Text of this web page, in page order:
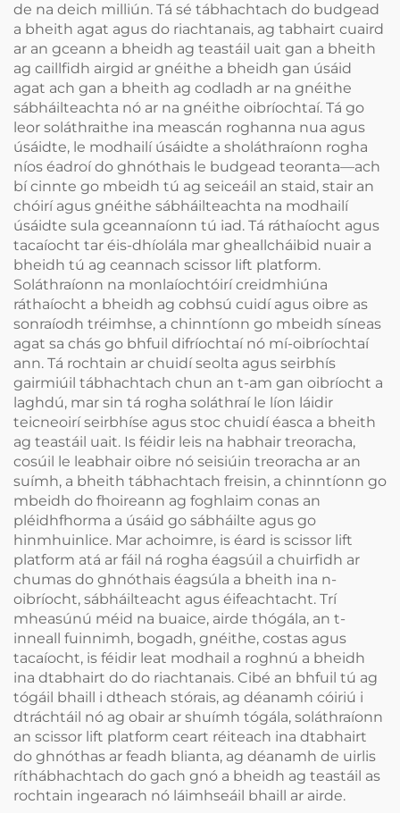
de na deich milliún. Tá sé tábhachtach do budgead
a bheith agat agus do riachtanais, ag tabhairt cuaird
ar an gceann a bheidh ag teastáil uait gan a bheith
ag caillfidh airgid ar gnéithe a bheidh gan úsáid
agat ach gan a bheith ag codladh ar na gnéithe
sábháilteachta nó ar na gnéithe oibríochtaí. Tá go
leor soláthraithe ina meascán roghanna nua agus
úsáidte, le modhailí úsáidte a sholáthraíonn rogha
níos éadroí do ghnóthais le budgead teoranta—ach
bí cinnte go mbeidh tú ag seiceáil an staid, stair an
chóirí agus gnéithe sábháilteachta na modhailí
úsáidte sula gceannaíonn tú iad. Tá ráthaíocht agus
tacaíocht tar éis-dhíolála mar gheallcháibid nuair a
bheidh tú ag ceannach scissor lift platform.
Soláthraíonn na monlaíochtóirí creidmhiúna
ráthaíocht a bheidh ag cobhsú cuidí agus oibre as
sonraíodh tréimhse, a chinntíonn go mbeidh síneas
agat sa chás go bhfuil difríochtaí nó mí-oibríochtaí
ann. Tá rochtain ar chuidí seolta agus seirbhís
gairmiúil tábhachtach chun an t-am gan oibríocht a
laghdú, mar sin tá rogha soláthraí le líon láidir
teicneoirí seirbhíse agus stoc chuidí éasca a bheith
ag teastáil uait. Is féidir leis na habhair treoracha,
cosúil le leabhair oibre nó seisiúin treoracha ar an
suímh, a bheith tábhachtach freisin, a chinntíonn go
mbeidh do fhoireann ag foghlaim conas an
pléidhfhorma a úsáid go sábháilte agus go
hinmhuinlice. Mar achoimre, is éard is scissor lift
platform atá ar fáil ná rogha éagsúil a chuirfidh ar
chumas do ghnóthais éagsúla a bheith ina n-
oibríocht, sábháilteacht agus éifeachtacht. Trí
mheasúnú méid na buaice, airde thógála, an t-
inneall fuinnimh, bogadh, gnéithe, costas agus
tacaíocht, is féidir leat modhail a roghnú a bheidh
ina dtabhairt do do riachtanais. Cibé an bhfuil tú ag
tógáil bhaill i dtheach stórais, ag déanamh cóiriú i
dtráchtáil nó ag obair ar shuímh tógála, soláthraíonn
an scissor lift platform ceart réiteach ina dtabhairt
do ghnóthas ar feadh blianta, ag déanamh de uirlis
ríthábhachtach do gach gnó a bheidh ag teastáil as
rochtain ingearach nó láimhseáil bhaill ar airde.